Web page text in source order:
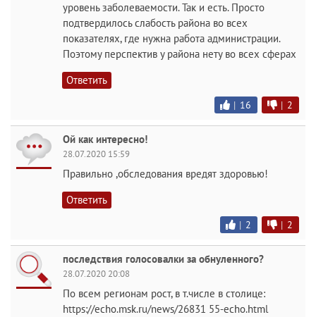
уровень заболеваемости. Так и есть. Просто
подтвердилось слабость района во всех
показателях, где нужна работа администрации.
Поэтому перспектив у района нету во всех сферах
Ответить
| 16 | 2
Ой как интересно!
28.07.2020 15:59
Правильно ,обследования вредят здоровью!
Ответить
| 2 | 2
последствия голосовалки за обнуленного?
28.07.2020 20:08
По всем регионам рост, в т.числе в столице:
https://echo.msk.ru/news/26831 55-echo.html